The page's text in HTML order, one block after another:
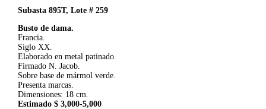
Subasta 895T, Lote # 259
Busto de dama.
Francia.
Siglo XX.
Elaborado en metal patinado.
Firmado N. Jacob.
Sobre base de mármol verde.
Presenta marcas.
Dimensiones: 18 cm.
Estimado $ 3,000-5,000